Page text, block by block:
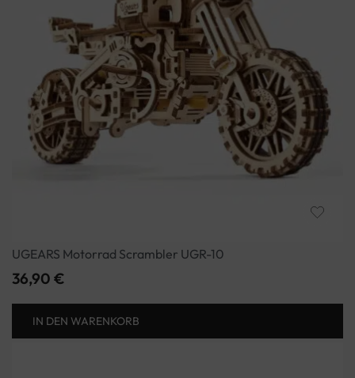
UGEARS Motorrad Scrambler UGR-10
36,90 €
IN DEN WARENKORB